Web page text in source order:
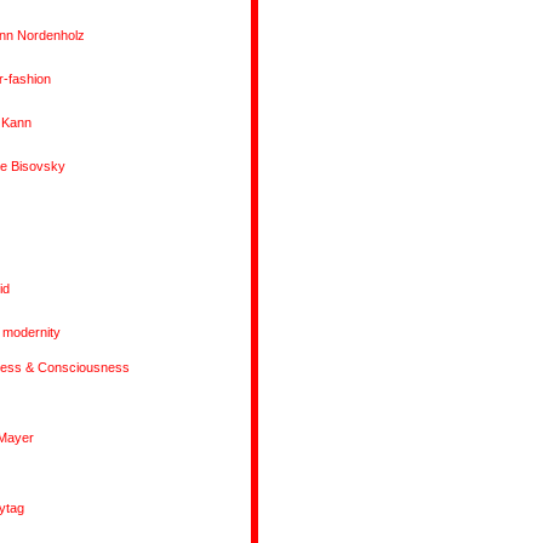
Nordenholz
fashion
Bisovsky
& Consciousness